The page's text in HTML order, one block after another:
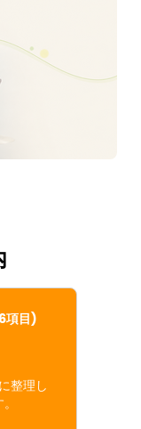
項目)
整理し